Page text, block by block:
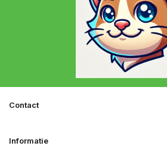
Informatie
Contact